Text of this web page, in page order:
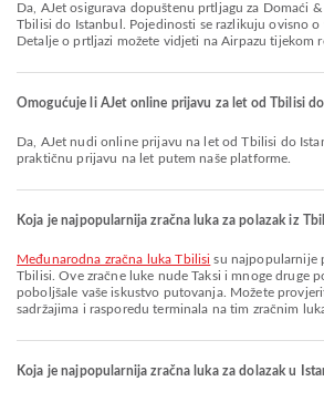
Da, AJet osigurava dopuštenu prtljagu za Domaći & Međunarodni letove od
Tbilisi do Istanbul. Pojedinosti se razlikuju ovisno o
Detalje o prtljazi možete vidjeti na Airpazu tijekom
Omogućuje li AJet online prijavu za let od Tbilisi
Da, AJet nudi online prijavu na let od Tbilisi do Istanbul, što vam omogućuje
praktičnu prijavu na let putem naše platforme.
Koja je najpopularnija zračna luka za polazak iz
Međunarodna zračna luka Tbilisi su najpopularnije
Tbilisi. Ove zračne luke nude Taksi i mnoge druge
poboljšale vaše iskustvo putovanja. Možete
sadržajima i rasporedu terminala na tim zračnim
Koja je najpopularnija zračna luka za dolazak u